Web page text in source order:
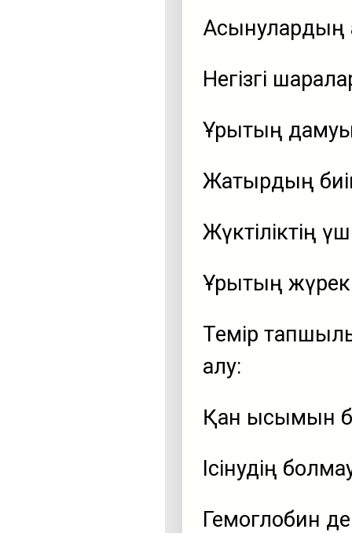
Негізгі
Ұрықтың
Жатырдың
Жүктіліктің
Ұрықтың
Темір
алу:
Қан қысымын
Ісінудің
Гемоглобин